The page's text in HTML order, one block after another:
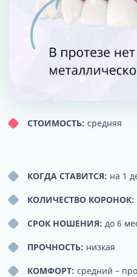
СТОИМОСТЬ: средняя
КОГДА СТАВИТСЯ: на 1
КОЛИЧЕСТВО КОРОНОК:
СРОК НОШЕНИЯ: до 6
ПРОЧНОСТЬ: низкая
КОМФОРТ: средний –